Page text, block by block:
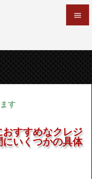


サイド
次へ

す
すすめなクレジ
いくつかの具体